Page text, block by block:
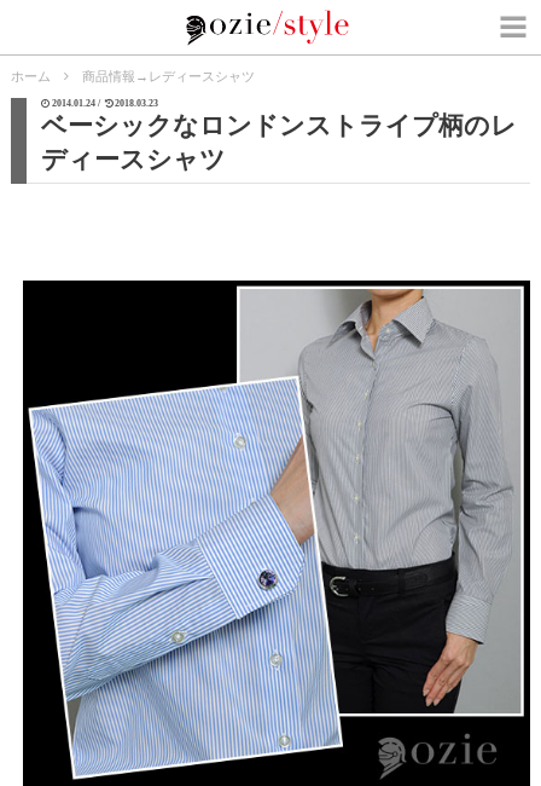
ホーム 商品情報 → レディースシャツ
2014.01.24 / 2018.03.23
ベーシックなロンドンストライプ柄のレ
ディースシャツ